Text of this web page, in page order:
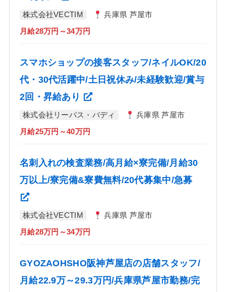
株式会社VECTIM 兵庫県 芦屋市
月給28万円～34万円
スマホショップの接客スタッフ/ネイルOK/20
代・30代活躍中/土日祝休み/未経験歓迎/賞与
2回・昇給あり
株式会社リーパス・バディ 兵庫県 芦屋市
月給25万円～40万円
名刺入れの検査業務/高月給×寮完備/月給30
万以上/寮完備&寮費無料/20代募集中/急募
株式会社VECTIM 兵庫県 芦屋市
月給28万円～34万円
GYOZAOHSHO阪神芦屋店の店舗スタッフ/
月給22.9万～29.3万円/兵庫県芦屋市勤務/完